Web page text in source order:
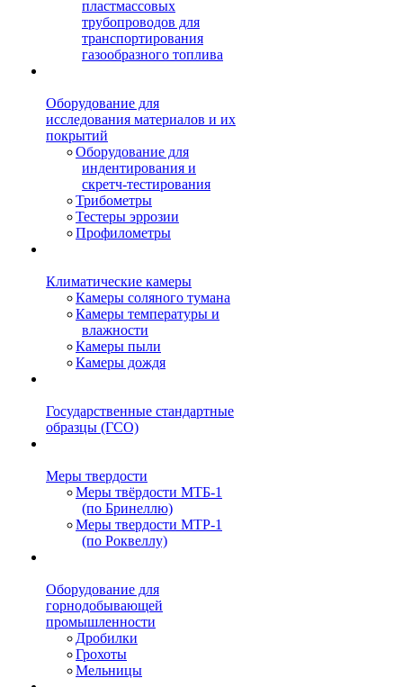
пластмассовых
трубопроводов для
транспортирования
газообразного топлива
Оборудование для
исследования материалов и их
покрытий
Оборудование для
индентирования и
скретч-тестирования
Трибометры
Тестеры эррозии
Профилометры
Климатические камеры
Камеры соляного тумана
Камеры температуры и
влажности
Камеры пыли
Камеры дождя
Государственные стандартные
образцы (ГСО)
Меры твердости
Меры твёрдости МТБ-1
(по Бринеллю)
Меры твердости МТР-1
(по Роквеллу)
Оборудование для
горнодобывающей
промышленности
Дробилки
Грохоты
Мельницы